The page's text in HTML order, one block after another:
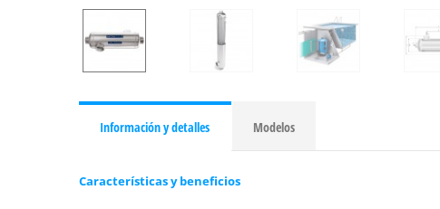
Información y detalles Modelos
Características y beneficios